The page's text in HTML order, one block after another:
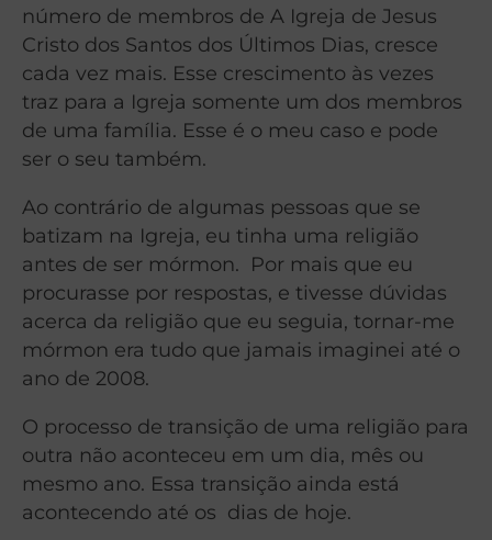
número de membros de A Igreja de Jesus
Cristo dos Santos dos Últimos Dias, cresce
cada vez mais. Esse crescimento às vezes
traz para a Igreja somente um dos membros
de uma família. Esse é o meu caso e pode
ser o seu também.
Ao contrário de algumas pessoas que se
batizam na Igreja, eu tinha uma religião
antes de ser mórmon. Por mais que eu
procurasse por respostas, e tivesse dúvidas
acerca da religião que eu seguia, tornar-me
mórmon era tudo que jamais imaginei até o
ano de 2008.
O processo de transição de uma religião para
outra não aconteceu em um dia, mês ou
mesmo ano. Essa transição ainda está
acontecendo até os dias de hoje.